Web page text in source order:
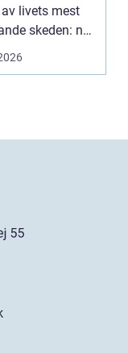
livets mest
skeden: när
plane...